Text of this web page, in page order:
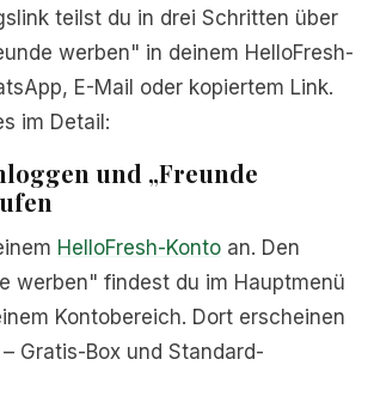
teilst du in drei Schritten über
werben" in deinem HelloFresh-
E-Mail oder kopiertem Link.
im Detail:
und „Freunde
HelloFresh-Konto an. Den
werben" findest du im Hauptmenü
Kontobereich. Dort erscheinen
Gratis-Box und Standard-